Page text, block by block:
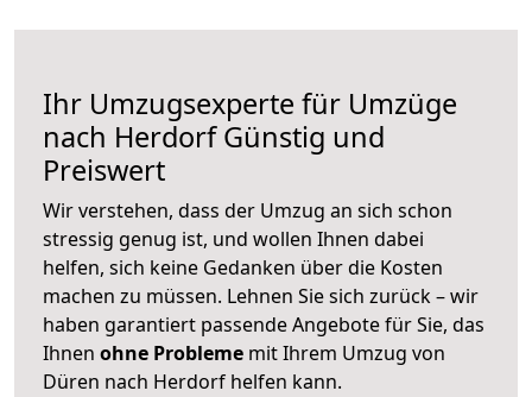
Ihr Umzugsexperte für Umzüge
nach HerdorfGünstig und
Preiswert
Wir verstehen, dass der Umzug an sich schon
stressig genug ist, und wollen Ihnen dabei
helfen, sich keine Gedanken über die Kosten
machen zu müssen. Lehnen Sie sich zurück – wir
haben garantiert passende Angebote für Sie, das
Ihnen ohne Probleme mit Ihrem Umzug von
Düren nach Herdorf helfen kann.